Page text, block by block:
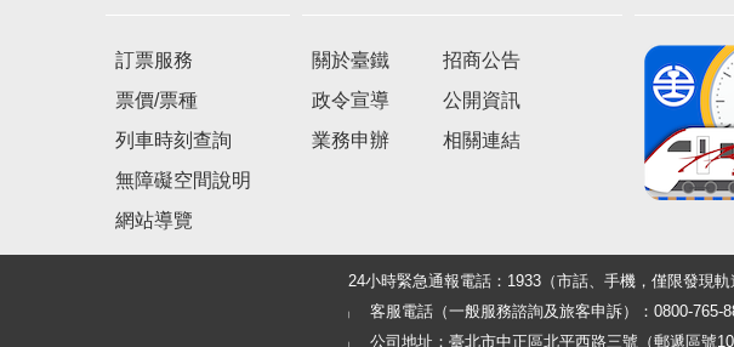
訂票服務
票價/票種
列車時刻查詢
無障礙空間說明
網站導覽
關於臺鐵
政令宣導
業務申辦
招商公告
公開資訊
相關連結
24小時緊急通報電話：1933（市話、手機，僅限發現
客服電話（一般服務諮詢及旅客申訴）：0800-765-
公司地址：臺北市中正區北平西路三號（郵遞區號